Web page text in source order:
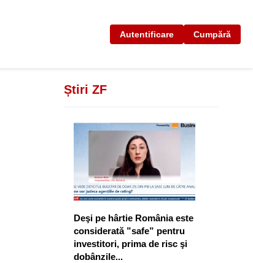
Autentificare Cumpără
Știri ZF
Deşi pe hârtie România este
considerată ”safe” pentru
investitori, prima de risc şi
dobânzile...